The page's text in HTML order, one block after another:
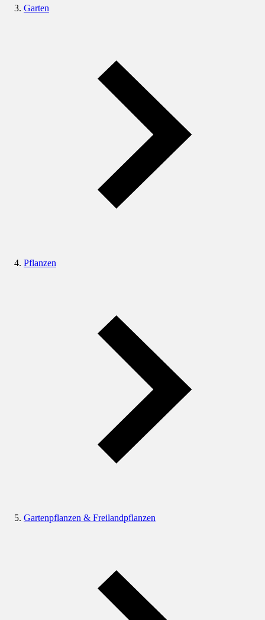
Garten
Pflanzen
Gartenpflanzen & Freilandpflanzen